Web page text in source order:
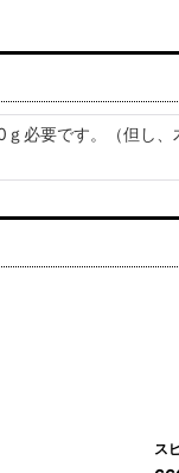
必要です。（但し
ス